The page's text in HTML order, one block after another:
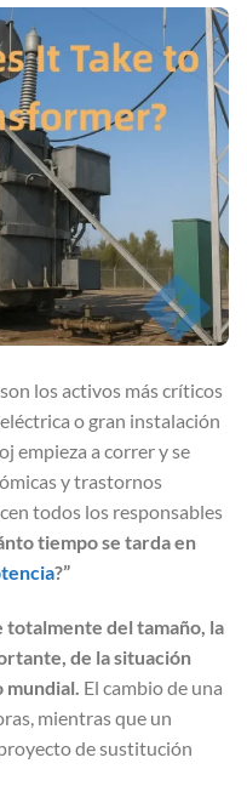
los activos más críticos
o gran instalación
empieza a correr y se
y trastornos
todos los responsables
tiempo se tarda en
?”
totalmente del tamaño, la
de la situación
mundial. El cambio de una
mientras que un
de sustitución